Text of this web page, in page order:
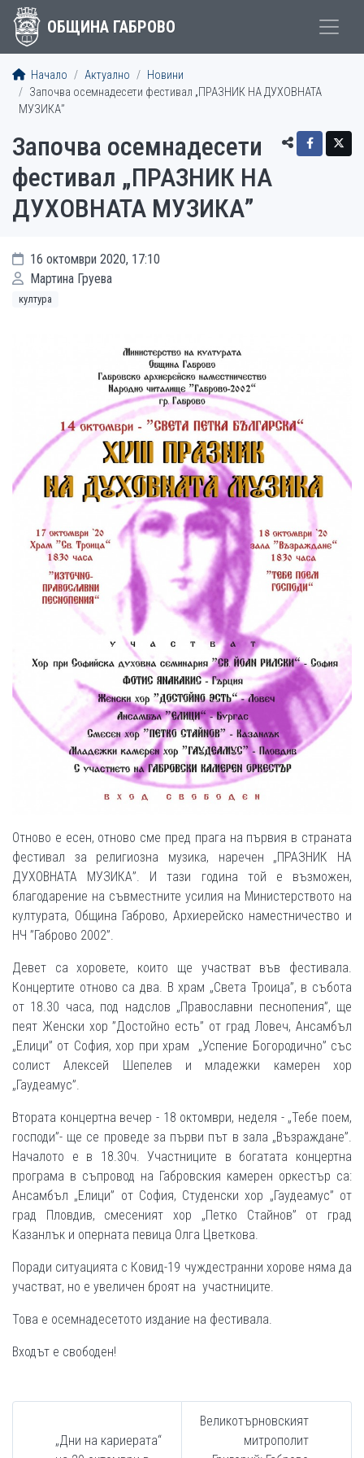
ОБЩИНА ГАБРОВО
Начало Актуално
Новини
Започва осемнадесети фестивал „ПРАЗНИК НА ДУХОВНАТА
МУЗИКА”
Започва осемнадесети
фестивал „ПРАЗНИК НА
ДУХОВНАТА МУЗИКА”
16 октомври 2020, 17:10
Мартина Груева
култура
Отново е есен, отново сме пред прага на първия в страната
фестивал за религиозна музика, наречен „ПРАЗНИК НА
ДУХОВНАТА МУЗИКА”. И тази година той е възможен,
благодарение на съвместните усилия на Министерството на
културата, Община Габрово, Архиерейско наместничество и
НЧ ”Габрово 2002”.
Девет са хоровете, които ще участват във фестивала.
Концертите отново са два. В храм „Света Троица”, в събота
от 18.30 часа, под надслов „Православни песнопения”, ще
пеят Женски хор ”Достойно есть” от град Ловеч, Ансамбъл
„Елици” от София, хор при храм „Успение Богородично” със
солист Алексей Шепелев и младежки камерен хор
„Гаудеамус”.
Втората концертна вечер - 18 октомври, неделя - „Тебе поем,
господи”- ще се проведе за първи път в зала „Възраждане”.
Началото е в 18.30ч. Участниците в богатата концертна
програма в съпровод на Габровския камерен оркестър са:
Ансамбъл „Елици” от София, Студенски хор „Гаудеамус” от
град Пловдив, смесеният хор „Петко Стайнов” от град
Казанлък и оперната певица Олга Цветкова.
Поради ситуацията с Ковид-19 чуждестранни хорове няма да
участват, но е увеличен броят на участниците.
Това е осемнадесетото издание на фестивала.
Входът е свободен!
„Дни на кариерата“
Великотърновският
митрополит